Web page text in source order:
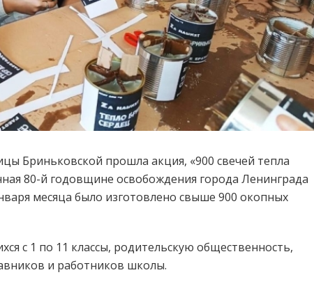
Бриньковской прошла акция, «900 свечей тепла
80-й годовщине освобождения города Ленинграда
месяца было изготовлено свыше 900 окопных
с 1 по 11 классы, родительскую общественность,
и работников школы.